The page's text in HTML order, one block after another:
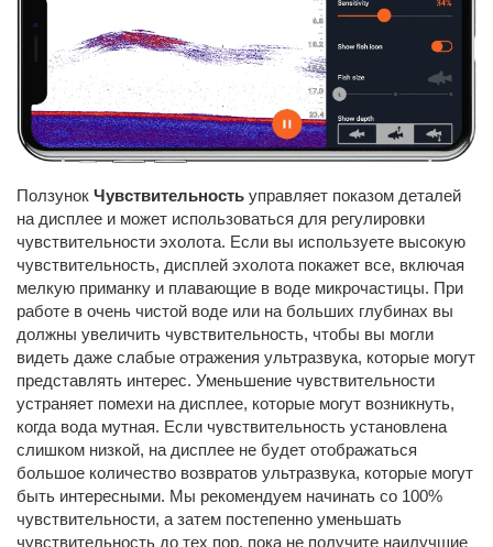
Ползунок Чувствительность управляет показом деталей
на дисплее и может использоваться для регулировки
чувствительности эхолота. Если вы используете высокую
чувствительность, дисплей эхолота покажет все, включая
мелкую приманку и плавающие в воде микрочастицы. При
работе в очень чистой воде или на больших глубинах вы
должны увеличить чувствительность, чтобы вы могли
видеть даже слабые отражения ультразвука, которые могут
представлять интерес. Уменьшение чувствительности
устраняет помехи на дисплее, которые могут возникнуть,
когда вода мутная. Если чувствительность установлена
слишком низкой, на дисплее не будет отображаться
большое количество возвратов ультразвука, которые могут
быть интересными. Мы рекомендуем начинать со 100%
чувствительности, а затем постепенно уменьшать
чувствительность до тех пор, пока не получите наилучшие